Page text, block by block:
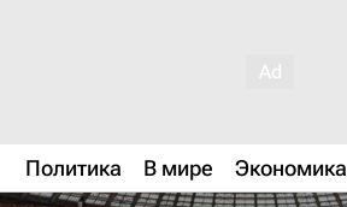
Политика В мире Экономика